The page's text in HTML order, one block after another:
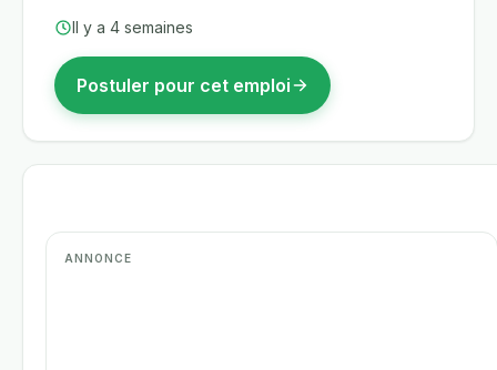
Il y a 4 semaines
Postuler pour cet emploi